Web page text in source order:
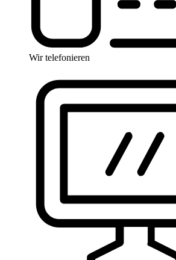
Wir telefonieren